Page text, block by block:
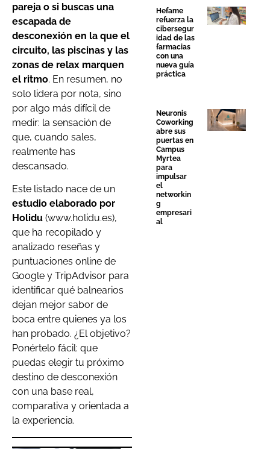
pareja o si buscas una
escapada de
desconexión en la que el
circuito, las piscinas y las
zonas de relax marquen
el ritmo. En resumen, no
solo lidera por nota, sino
por algo más difícil de
medir: la sensación de
que, cuando sales,
realmente has
descansado.
Este listado nace de un
estudio elaborado por
Holidu (www.holidu.es),
que ha recopilado y
analizado reseñas y
puntuaciones online de
Google y TripAdvisor para
identificar qué balnearios
dejan mejor sabor de
boca entre quienes ya los
han probado. ¿El objetivo?
Ponértelo fácil: que
puedas elegir tu próximo
destino de desconexión
con una base real,
comparativa y orientada a
la experiencia.
Hefame
refuerza la
cibersegur
idad de las
farmacias
con una
nueva guía
práctica
Neuronis
Coworking
abre sus
puertas en
Campus
Myrtea
para
impulsar
el
networkin
g
empresari
al